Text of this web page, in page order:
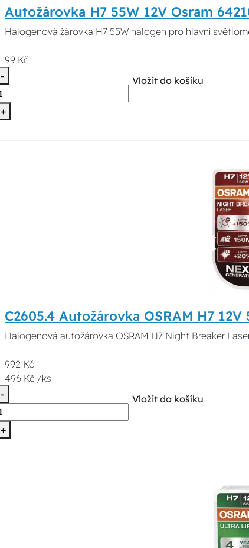
Autožárovka H7 55W 12V Osram
Halogenová žárovka H7 55W halogen pro hlavní
99 Kč
-
+
Vložit do košíku
C2605.4 Autožárovka OSRAM H7
Halogenová autožárovka OSRAM H7 Night Breaker
992 Kč
496 Kč /ks
-
+
Vložit do košíku